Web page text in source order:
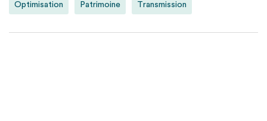
Optimisation Patrimoine Transmission